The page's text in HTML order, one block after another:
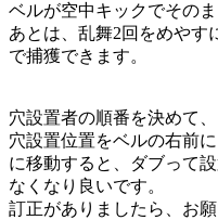
ベルが空中キックでその
あとは、乱舞2回をめやす
で捕獲できます。
穴設置者の順番を決めて、
穴設置位置をベルの右前
に移動すると、ダブって
なくなり良いです。
訂正がありましたら、お願